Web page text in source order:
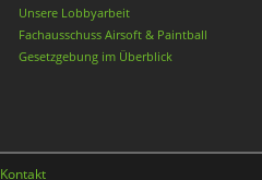
Unsere Lobbyarbeit
Fachausschuss Airsoft & Paintball
Gesetzgebung im Überblick
Kontakt